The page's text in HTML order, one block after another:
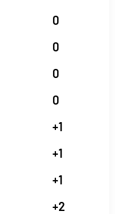
0
0
0
0
+1
+1
+1
+2